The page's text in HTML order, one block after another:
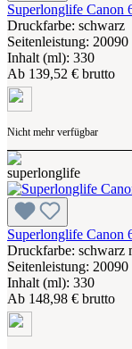
Superlonglife Canon
Druckfarbe: schwarz
Seitenleistung: 20090
Inhalt (ml): 330
Ab 139,52 € brutto
Nicht mehr verfügbar
Superlonglife
Druckfarbe: schwarz
Seitenleistung: 20090
Inhalt (ml): 330
Ab 148,98 € brutto